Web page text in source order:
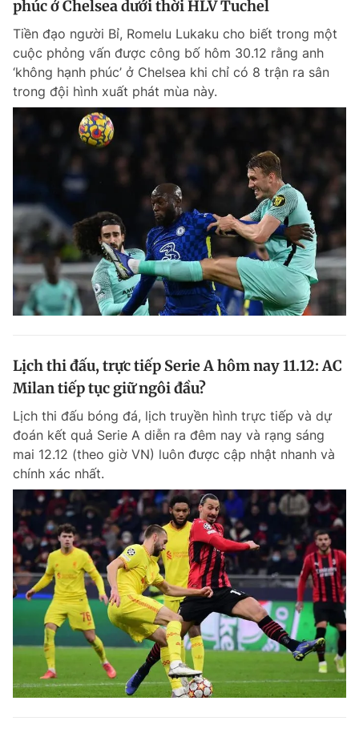
phúc ở Chelsea dưới thời HLV Tuchel
Tiền đạo người Bỉ, Romelu Lukaku cho biết trong một
cuộc phỏng vấn được công bố hôm 30.12 rằng anh
‘không hạnh phúc’ ở Chelsea khi chỉ có 8 trận ra sân
trong đội hình xuất phát mùa này.
Lịch thi đấu, trực tiếp Serie A hôm nay 11.12: AC
Milan tiếp tục giữ ngôi đầu?
Lịch thi đấu bóng đá, lịch truyền hình trực tiếp và dự
đoán kết quả Serie A diễn ra đêm nay và rạng sáng
mai 12.12 (theo giờ VN) luôn được cập nhật nhanh và
chính xác nhất.